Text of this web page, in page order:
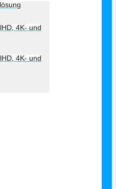
4K- und
4K- und